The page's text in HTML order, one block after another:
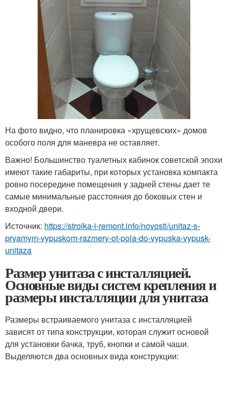
На фото видно, что планировка «хрущевских» домов
особого поля для маневра не оставляет.
Важно! Большинство туалетных кабинок советской эпохи
имеют такие габариты, при которых установка компакта
ровно посередине помещения у задней стены дает те
самые минимальные расстояния до боковых стен и
входной двери.
Источник: https://stroika-i-remont.info/novosti/unitaz-s-
pryamym-vypuskom-razmery-ot-pola-do-vypuska-vypusk-
unitaza
Размер унитаза с инсталляцией.
Основные виды систем крепления и
размеры инсталляции для унитаза
Размеры встраиваемого унитаза с инсталляцией
зависят от типа конструкции, которая служит основой
для установки бачка, труб, кнопки и самой чаши.
Выделяются два основных вида конструкции: